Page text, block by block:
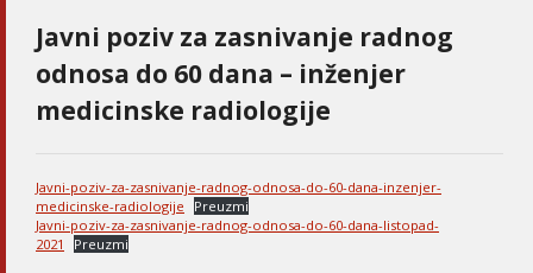
Javni poziv za zasnivanje radnog
odnosa do 60 dana – inženjer
medicinske radiologije
Javni-poziv-za-zasnivanje-radnog-odnosa-do-60-dana-inzenjer-
medicinske-radiologije
Preuzmi
Javni-poziv-za-zasnivanje-radnog-odnosa-do-60-dana-listopad-
2021
Preuzmi